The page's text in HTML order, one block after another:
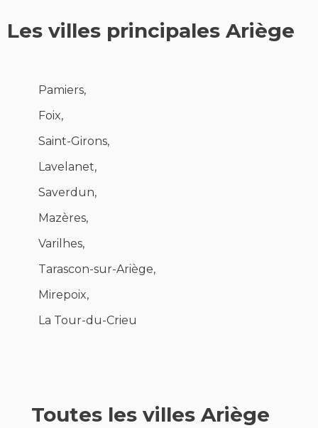
Les villes principales Ariège
Pamiers,
Foix,
Saint-Girons,
Lavelanet,
Saverdun,
Mazères,
Varilhes,
Tarascon-sur-Ariège,
Mirepoix,
La Tour-du-Crieu
Toutes les villes Ariège